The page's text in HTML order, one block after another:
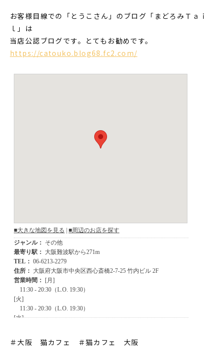
お客様目線での「とうこさん」のブログ「まどろみＴａｉ
ｌ」は
当店公認ブログです。とてもお勧めです。
https://catouko.blog68.fc2.com/
＃大阪 猫カフェ ＃猫カフェ 大阪